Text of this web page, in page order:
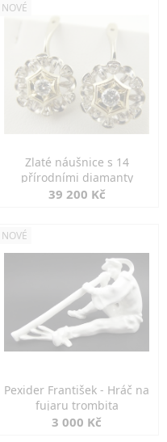
NOVÉ
Zlaté náušnice s 14
přírodními diamanty
39 200 Kč
NOVÉ
Pexider František - Hráč na
fujaru trombita
3 000 Kč